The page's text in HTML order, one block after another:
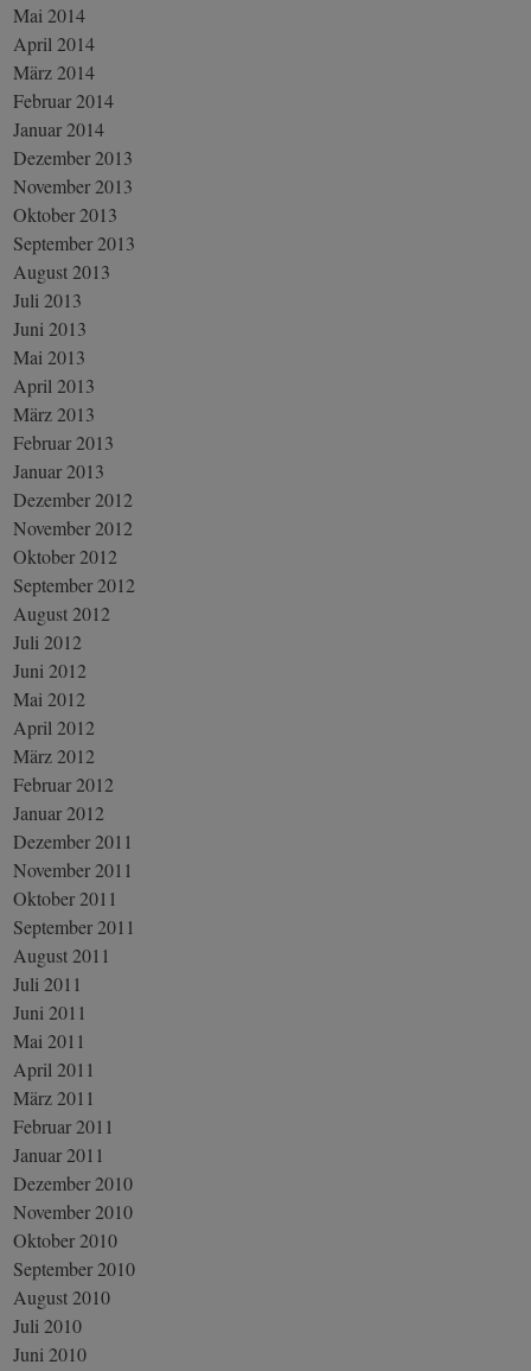
Mai 2014
April 2014
März 2014
Februar 2014
Januar 2014
Dezember 2013
November 2013
Oktober 2013
September 2013
August 2013
Juli 2013
Juni 2013
Mai 2013
April 2013
März 2013
Februar 2013
Januar 2013
Dezember 2012
November 2012
Oktober 2012
September 2012
August 2012
Juli 2012
Juni 2012
Mai 2012
April 2012
März 2012
Februar 2012
Januar 2012
Dezember 2011
November 2011
Oktober 2011
September 2011
August 2011
Juli 2011
Juni 2011
Mai 2011
April 2011
März 2011
Februar 2011
Januar 2011
Dezember 2010
November 2010
Oktober 2010
September 2010
August 2010
Juli 2010
Juni 2010